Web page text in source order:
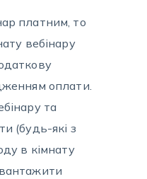
платним, то
вебінару
оплати.
та
(будь-які з
в кімнату